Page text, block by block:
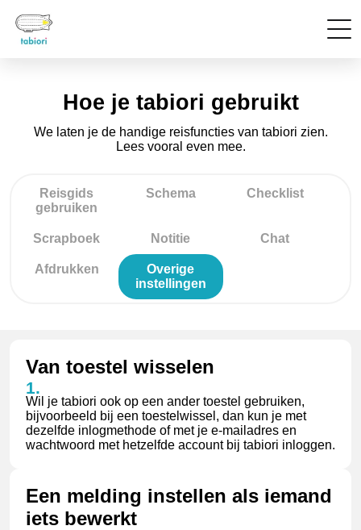
Hoe je tabiori gebruikt
We laten je de handige reisfuncties van tabiori zien.
Lees vooral even mee.
Reisgids
gebruiken
Schema Checklist
Scrapboek Notitie Chat
Afdrukken
Overige
instellingen
Van toestel wisselen
Wil je tabiori ook op een ander toestel gebruiken,
bijvoorbeeld bij een toestelwissel, dan kun je met
dezelfde inlogmethode of met je e-mailadres en
wachtwoord met hetzelfde account bij tabiori inloggen.
Een melding instellen als iemand
iets bewerkt